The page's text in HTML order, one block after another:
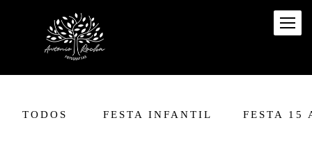
TODOS FESTA INFANTIL FESTA 15